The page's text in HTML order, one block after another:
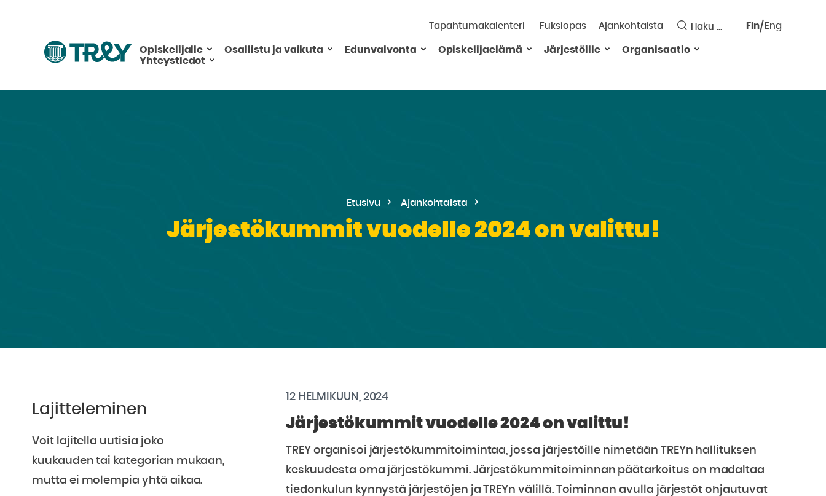
Tapahtumakalenteri Fuksiopas Ajankohtaista
kieli:
Fin Eng
Siirry
-
Opiskelijalle Osallistu ja vaikuta Edunvalvonta Opiskelijaelämä Järjestöille
Organisaatio
Yhteystiedot
Etusivu Ajankohtaista
Järjestökummit vuodelle 2024 on valittu!
12 HELMIKUUN, 2024
Järjestökummit vuodelle 2024 on valittu!
TREY organisoi järjestökummitoimintaa, jossa järjestöille nimetään TREYn hallituksen
keskuudesta oma järjestökummi. Järjestökummitoiminnan päätarkoitus on madaltaa
tiedonkulun kynnystä järjestöjen ja TREYn välillä. Toiminnan avulla järjestöt ohjautuvat
Lajitteleminen
Voit lajitella uutisia joko
kuukauden tai kategorian mukaan,
mutta ei molempia yhtä aikaa.